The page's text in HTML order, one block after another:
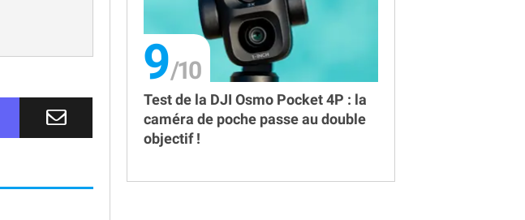
9
Test de la DJI Osmo Pocket 4P : la
caméra de poche passe au double
objectif !